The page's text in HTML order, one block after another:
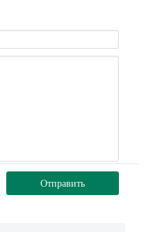
Отправить